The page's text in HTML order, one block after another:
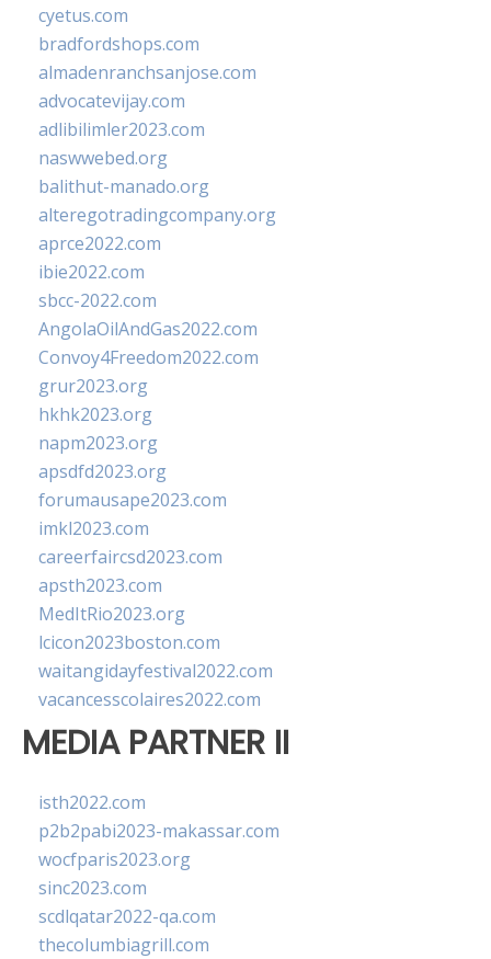
cyetus.com
bradfordshops.com
almadenranchsanjose.com
advocatevijay.com
adlibilimler2023.com
naswwebed.org
balithut-manado.org
alteregotradingcompany.org
aprce2022.com
ibie2022.com
sbcc-2022.com
AngolaOilAndGas2022.com
Convoy4Freedom2022.com
grur2023.org
hkhk2023.org
napm2023.org
apsdfd2023.org
forumausape2023.com
imkl2023.com
careerfaircsd2023.com
apsth2023.com
MedItRio2023.org
lcicon2023boston.com
waitangidayfestival2022.com
vacancesscolaires2022.com
MEDIA PARTNER II
isth2022.com
p2b2pabi2023-makassar.com
wocfparis2023.org
sinc2023.com
scdlqatar2022-qa.com
thecolumbiagrill.com